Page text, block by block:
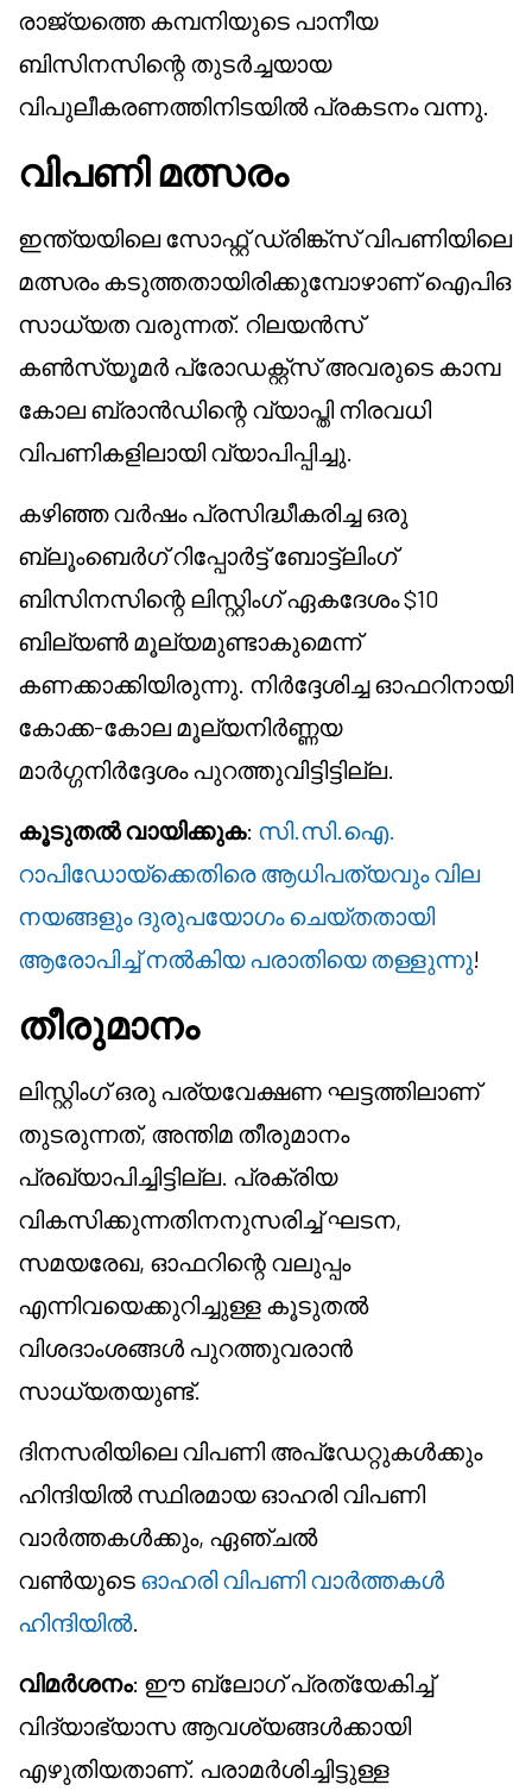
രാജ്യത്തെ കമ്പനിയുടെ പാനീയ
ബിസിനസിന്റെ തുടർച്ചയായ
വിപുലീകരണത്തിനിടയിൽ പ്രകടനം വന്നു.
വിപണി മത്സരം
ഇന്ത്യയിലെ സോഫ്റ്റ് ഡ്രിങ്ക്സ് വിപണിയിലെ
മത്സരം കടുത്തതായിരിക്കുമ്പോഴാണ് ഐപിഒ
സാധ്യത വരുന്നത്. റിലയൻസ്
കൺസ്യൂമർ പ്രോഡക്റ്റ്സ് അവരുടെ കാമ്പ
കോല ബ്രാൻഡിന്റെ വ്യാപ്തി നിരവധി
വിപണികളിലായി വ്യാപിപ്പിച്ചു.
കഴിഞ്ഞ വർഷം പ്രസിദ്ധീകരിച്ച ഒരു
ബ്ലൂംബെർഗ് റിപ്പോർട്ട് ബോട്ട്ലിംഗ്
ബിസിനസിന്റെ ലിസ്റ്റിംഗ് ഏകദേശം $10
ബില്യൺ മൂല്യമുണ്ടാകുമെന്ന്
കണക്കാക്കിയിരുന്നു. നിർദ്ദേശിച്ച ഓഫറിനായി
കോക്ക-കോല മൂല്യനിർണ്ണയ
മാർഗ്ഗനിർദ്ദേശം പുറത്തുവിട്ടിട്ടില്ല.
കൂടുതൽ വായിക്കുക: സി.സി.ഐ.
റാപിഡോയ്‌ക്കെതിരെ ആധിപത്യവും വില
നയങ്ങളും ദുരുപയോഗം ചെയ്തതായി
ആരോപിച്ച് നൽകിയ പരാതിയെ തള്ളുന്നു!
തീരുമാനം
ലിസ്റ്റിംഗ് ഒരു പര്യവേക്ഷണ ഘട്ടത്തിലാണ്
തുടരുന്നത്, അന്തിമ തീരുമാനം
പ്രഖ്യാപിച്ചിട്ടില്ല. പ്രക്രിയ
വികസിക്കുന്നതിനനുസരിച്ച് ഘടന,
സമയരേഖ, ഓഫറിന്റെ വലുപ്പം
എന്നിവയെക്കുറിച്ചുള്ള കൂടുതൽ
വിശദാംശങ്ങൾ പുറത്തുവരാൻ
സാധ്യതയുണ്ട്.
ദിനസരിയിലെ വിപണി അപ്‌ഡേറ്റുകൾക്കും
ഹിന്ദിയിൽ സ്ഥിരമായ ഓഹരി വിപണി
വാർത്തകൾക്കും, ഏഞ്ചൽ
വൺയുടെ ഓഹരി വിപണി വാർത്തകൾ
ഹിന്ദിയിൽ.
വിമർശനം: ഈ ബ്ലോഗ് പ്രത്യേകിച്ച്
വിദ്യാഭ്യാസ ആവശ്യങ്ങൾക്കായി
എഴുതിയതാണ്. പരാമർശിച്ചിട്ടുള്ള